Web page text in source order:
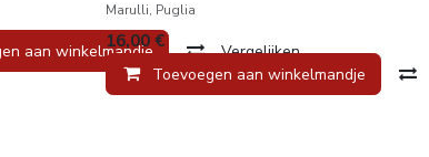
Vergelijken
aan winkelmandje Vergelijken
Marulli, Puglia
16,00€
Toevoegen aan winkelmandje